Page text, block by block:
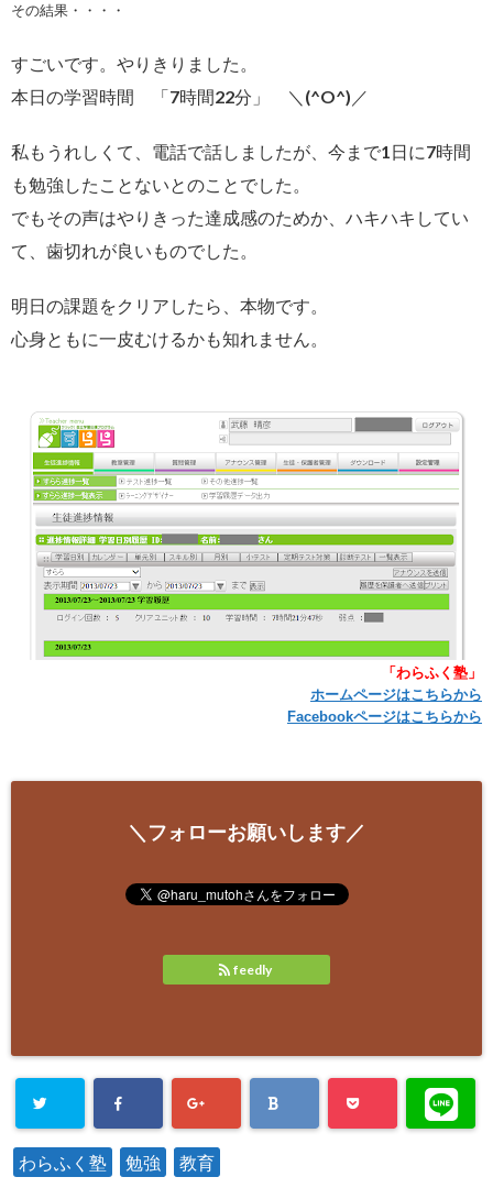
その結果・・・・
すごいです。やりきりました。
本日の学習時間 「7時間22分」 ＼(^O^)／
私もうれしくて、電話で話しましたが、今まで1日に7時間
も勉強したことないとのことでした。
でもその声はやりきった達成感のためか、ハキハキしてい
て、歯切れが良いものでした。
明日の課題をクリアしたら、本物です。
心身ともに一皮むけるかも知れません。
「わらふく塾」
ホームページはこちらから
Facebookページはこちらから
＼フォローお願いします／
feedly
わらふく塾 勉強 教育